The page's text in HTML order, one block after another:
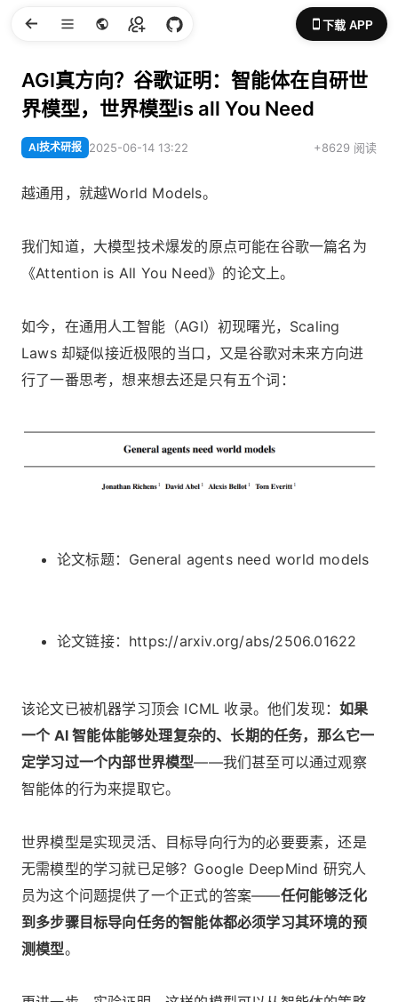
下载 APP
AGI真方向？谷歌证明：智能体在自研世
界模型，世界模型is all You Need
AI技术研报 2025-06-14 13:22 +8629 阅读
越通用，就越World Models。
我们知道，大模型技术爆发的原点可能在谷歌一篇名为
《Attention is All You Need》的论文上。
如今，在通用人工智能（AGI）初现曙光，Scaling
Laws 却疑似接近极限的当口，又是谷歌对未来方向进
行了一番思考，想来想去还是只有五个词：
论文标题：General agents need world models
论文链接：https://arxiv.org/abs/2506.01622
该论文已被机器学习顶会 ICML 收录。他们发现： 如果
一个 AI 智能体能够处理复杂的、长期的任务，那么它一
定学习过一个内部世界模型——我们甚至可以通过观察
智能体的行为来提取它。
世界模型是实现灵活、目标导向行为的必要要素，还是
无需模型的学习就已足够？Google DeepMind 研究人
员为这个问题提供了一个正式的答案——任何能够泛化
到多步骤目标导向任务的智能体都必须学习其环境的预
测模型。